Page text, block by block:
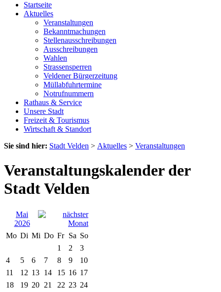
Startseite
Aktuelles
Veranstaltungen
Bekanntmachungen
Stellenausschreibungen
Ausschreibungen
Wahlen
Strassensperren
Veldener Bürgerzeitung
Müllabfuhrtermine
Notrufnummern
Rathaus & Service
Unsere Stadt
Freizeit & Tourismus
Wirtschaft & Standort
Sie sind hier: Stadt Velden > Aktuelles > Veranstaltungen
Veranstaltungskalender der
Stadt Velden
Mai
2026
Mo Di Mi Do Fr Sa So
1
2
3
4
5 6 7 8 9
10
11
12 13 14 15 16 17
18
19 20 21 22 23 24